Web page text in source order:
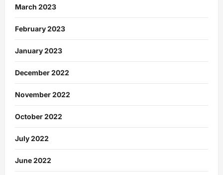
March 2023
February 2023
January 2023
December 2022
November 2022
October 2022
July 2022
June 2022